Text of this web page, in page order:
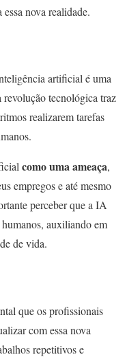
nova realidade.
artificial é uma
revolução tecnológica traz
realizarem tarefas
como uma ameaça,
empregos e até mesmo
perceber que a IA
humanos, auxiliando em
de vida.
que os profissionais
com essa nova
repetitivos e